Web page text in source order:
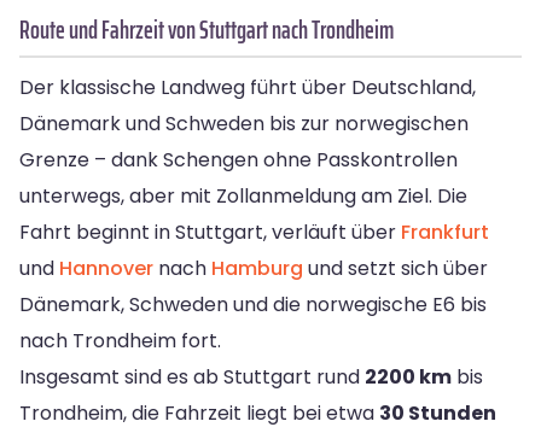
Route und Fahrzeit von Stuttgart nach Trondheim
Der klassische Landweg führt über Deutschland,
Dänemark und Schweden bis zur norwegischen
Grenze – dank Schengen ohne Passkontrollen
unterwegs, aber mit Zollanmeldung am Ziel. Die
Fahrt beginnt in Stuttgart, verläuft über Frankfurt
und Hannover nach Hamburg und setzt sich über
Dänemark, Schweden und die norwegische E6 bis
nach Trondheim fort.
Insgesamt sind es ab Stuttgart rund 2200 km bis
Trondheim, die Fahrzeit liegt bei etwa 30 Stunden